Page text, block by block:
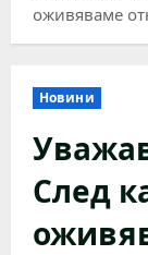
оживяваме
Новини
След